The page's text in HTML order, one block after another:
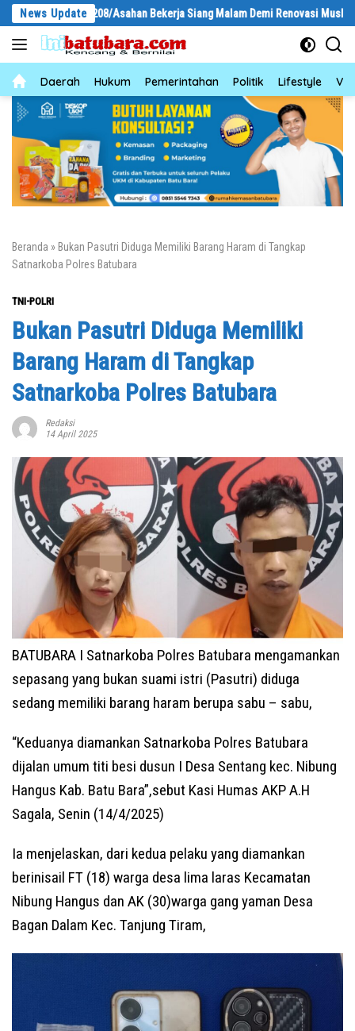
Langsung
konten
News Update
0208/Asahan Bekerja Siang Malam Demi Renovasi Mushollah Al
NewsDaerah Hukum Pemerintahan Politik Lifestyle
Beranda » Bukan Pasutri Diduga Memiliki Barang Haram di Tangkap
Satnarkoba Polres Batubara
TNI-POLRI
Bukan Pasutri Diduga Memiliki
Barang Haram di Tangkap
Satnarkoba Polres Batubara
Redaksi
14 April 2025
BATUBARA I Satnarkoba Polres Batubara mengamankan
sepasang yang bukan suami istri (Pasutri) diduga
sedang memiliki barang haram berupa sabu – sabu,
“Keduanya diamankan Satnarkoba Polres Batubara
dijalan umum titi besi dusun I Desa Sentang kec. Nibung
Hangus Kab. Batu Bara”,sebut Kasi Humas AKP A.H
Sagala, Senin (14/4/2025)
Ia menjelaskan, dari kedua pelaku yang diamankan
berinisail FT (18) warga desa lima laras Kecamatan
Nibung Hangus dan AK (30)warga gang yaman Desa
Bagan Dalam Kec. Tanjung Tiram,